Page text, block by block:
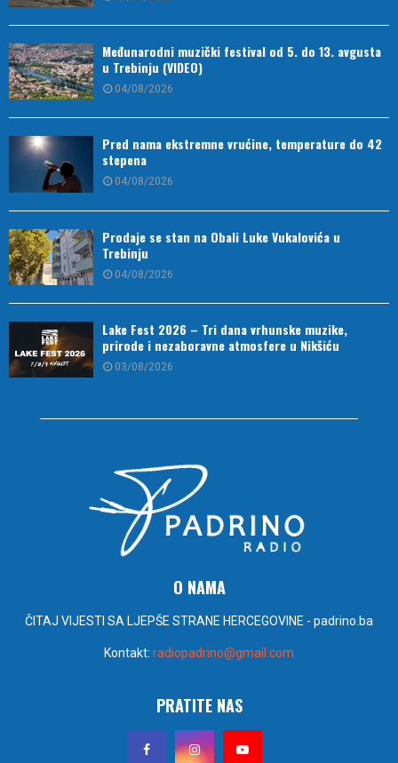
Međunarodni muzički festival od 5. do 13. avgusta
u Trebinju (VIDEO)
04/08/2026
Pred nama ekstremne vrućine, temperature do 42
stepena
04/08/2026
Prodaje se stan na Obali Luke Vukalovića u
Trebinju
04/08/2026
Lake Fest 2026 – Tri dana vrhunske muzike,
prirode i nezaboravne atmosfere u Nikšiću
03/08/2026
O NAMA
ČITAJ VIJESTI SA LJEPŠE STRANE HERCEGOVINE - padrino.ba
Kontakt: radiopadrino@gmail.com
PRATITE NAS